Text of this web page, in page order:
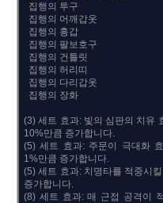
집행의 투구
집행의 어깨갑옷
집행의 흉갑
집행의 팔보호구
집행의 건틀릿
집행의 허리띠
집행의 다리갑옷
집행의 장화
(3) 세트 효과: 빛의 심판의 치유
10%만큼 증가합니다.
(5) 세트 효과: 주문이 극대화
1%만큼 증가합니다.
(5) 세트 효과: 치명타를 적중시
증가합니다.
(8) 세트 효과: 매 근접 공격이